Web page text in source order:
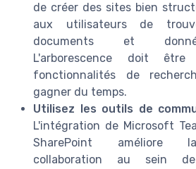
de créer des sites bien
aux utilisateurs de
documents et
L'arborescence doit
fonctionnalités de
gagner du temps.
Utilisez les outils de
L'intégration de Microsoft
SharePoint améliore
collaboration au sein